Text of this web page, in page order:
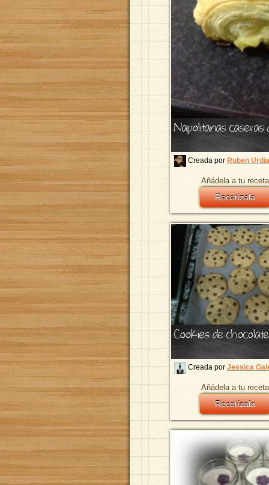
Napolitanas caseras
Creada por Ruben
Añádela a tu
Recetízala
Cookies de chocolate
Creada por Jessica
Añádela a tu
Recetízala